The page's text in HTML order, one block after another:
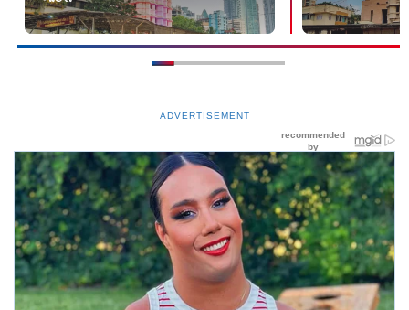
ADVERTISEMENT